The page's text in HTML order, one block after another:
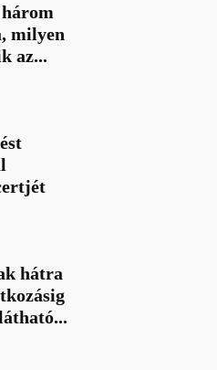
milyen
az...
hátra